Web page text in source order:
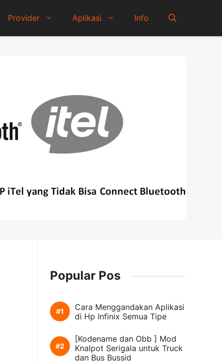
Provider Aplikasi Info
Popular Pos
Cara Menggandakan Aplikasi
di Hp Infinix Semua Tipe
[Kodename dan Obb ] Mod
Knalpot Serigala untuk Truck
dan Bus Bussid